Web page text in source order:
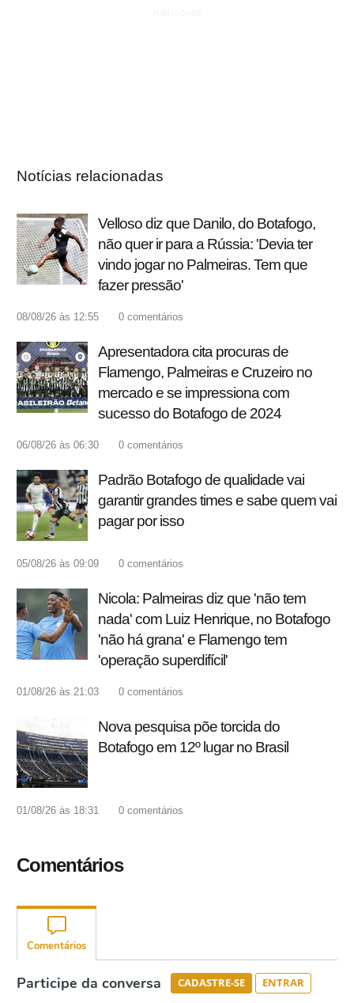
Notícias relacionadas
Velloso diz que Danilo, do Botafogo,
não quer ir para a Rússia: 'Devia ter
vindo jogar no Palmeiras. Tem que
fazer pressão'
08/08/26 às 12:55 0 comentários
Apresentadora cita procuras de
Flamengo, Palmeiras e Cruzeiro no
mercado e se impressiona com
sucesso do Botafogo de 2024
06/08/26 às 06:30 0 comentários
Padrão Botafogo de qualidade vai
garantir grandes times e sabe quem vai
pagar por isso
05/08/26 às 09:09 0 comentários
Nicola: Palmeiras diz que 'não tem
nada' com Luiz Henrique, no Botafogo
'não há grana' e Flamengo tem
'operação superdifícil'
01/08/26 às 21:03 0 comentários
Nova pesquisa põe torcida do
Botafogo em 12º lugar no Brasil
01/08/26 às 18:31 0 comentários
Comentários